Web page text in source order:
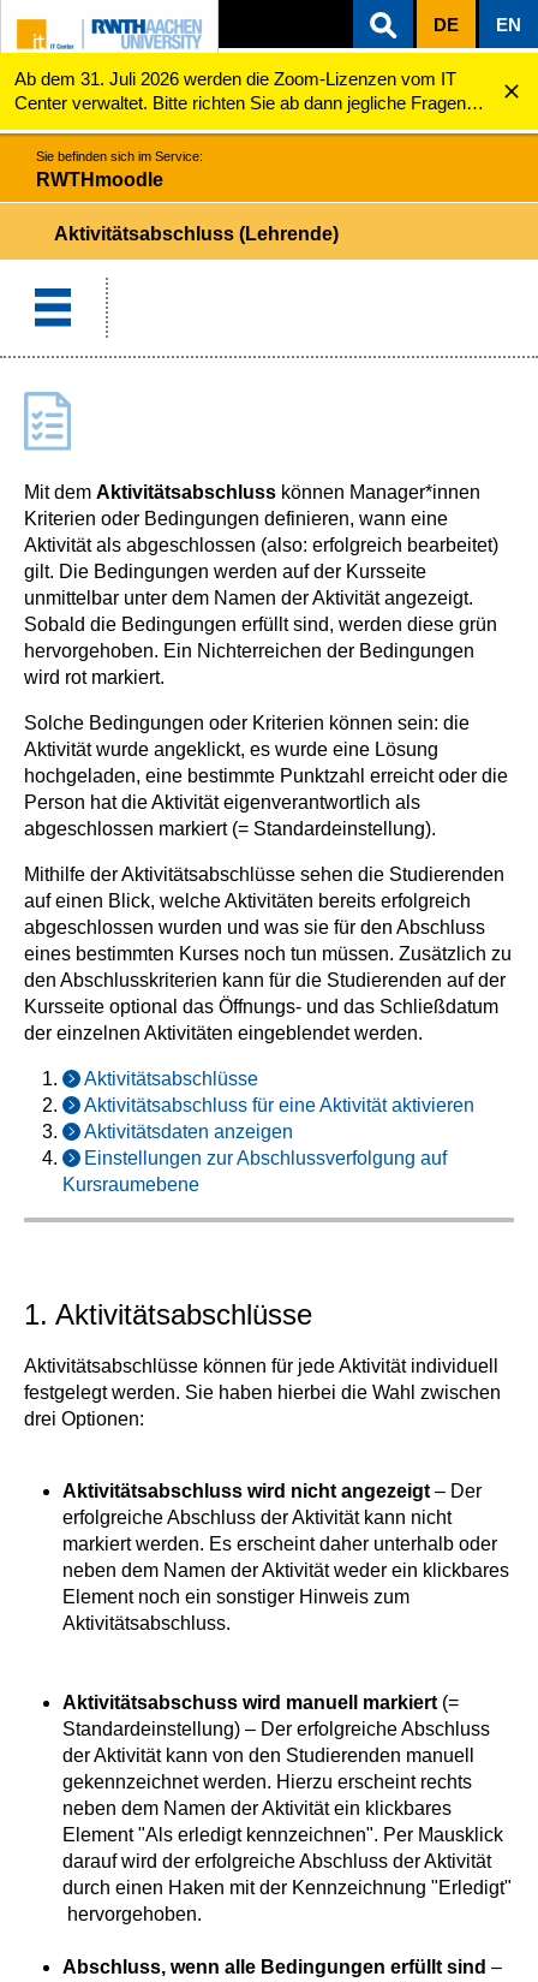
ZUM INHALTSBEREICH
ZUR HAUPTNAVIGATION
ZUR SUCHE
DE EN
Ab dem 31. Juli 2026 werden die Zoom-Lizenzen vom IT
Center verwaltet. Bitte richten Sie ab dann jegliche Fragen
zu den Zoom-Lizenzen (z.B. Probleme mit dem Login) an
servicedesk@itc.rwth-aachen.de.
RWTHmoodle Aktivitätsabschluss (Lehrende)
Sie befinden sich im Service:
RWTHmoodle
Aktivitätsabschluss (Lehrende)
Mit dem Aktivitätsabschluss können Manager*innen
Kriterien oder Bedingungen definieren, wann eine
Aktivität als abgeschlossen (also: erfolgreich bearbeitet)
gilt. Die Bedingungen werden auf der Kursseite
unmittelbar unter dem Namen der Aktivität angezeigt.
Sobald die Bedingungen erfüllt sind, werden diese grün
hervorgehoben. Ein Nichterreichen der Bedingungen
wird rot markiert.
Solche Bedingungen oder Kriterien können sein: die
Aktivität wurde angeklickt, es wurde eine Lösung
hochgeladen, eine bestimmte Punktzahl erreicht oder die
Person hat die Aktivität eigenverantwortlich als
abgeschlossen markiert (= Standardeinstellung).
Mithilfe der Aktivitätsabschlüsse sehen die Studierenden
auf einen Blick, welche Aktivitäten bereits erfolgreich
abgeschlossen wurden und was sie für den Abschluss
eines bestimmten Kurses noch tun müssen. Zusätzlich zu
den Abschlusskriterien kann für die Studierenden auf der
Kursseite optional das Öffnungs- und das Schließdatum
der einzelnen Aktivitäten eingeblendet werden.
Aktivitätsabschlüsse
Aktivitätsabschluss für eine Aktivität aktivieren
Aktivitätsdaten anzeigen
Einstellungen zur Abschlussverfolgung auf
Kursraumebene
1. Aktivitätsabschlüsse
Aktivitätsabschlüsse können für jede Aktivität individuell
festgelegt werden. Sie haben hierbei die Wahl zwischen
drei Optionen:
Aktivitätsabschluss wird nicht angezeigt – Der
erfolgreiche Abschluss der Aktivität kann nicht
markiert werden. Es erscheint daher unterhalb oder
neben dem Namen der Aktivität weder ein klickbares
Element noch ein sonstiger Hinweis zum
Aktivitätsabschluss.
Aktivitätsabschuss wird manuell markiert (=
Standardeinstellung) – Der erfolgreiche Abschluss
der Aktivität kann von den Studierenden manuell
gekennzeichnet werden. Hierzu erscheint rechts
neben dem Namen der Aktivität ein klickbares
Element "Als erledigt kennzeichnen". Per Mausklick
darauf wird der erfolgreiche Abschluss der Aktivität
durch einen Haken mit der Kennzeichnung "Erledigt"
hervorgehoben.
Abschluss, wenn alle Bedingungen erfüllt sind –